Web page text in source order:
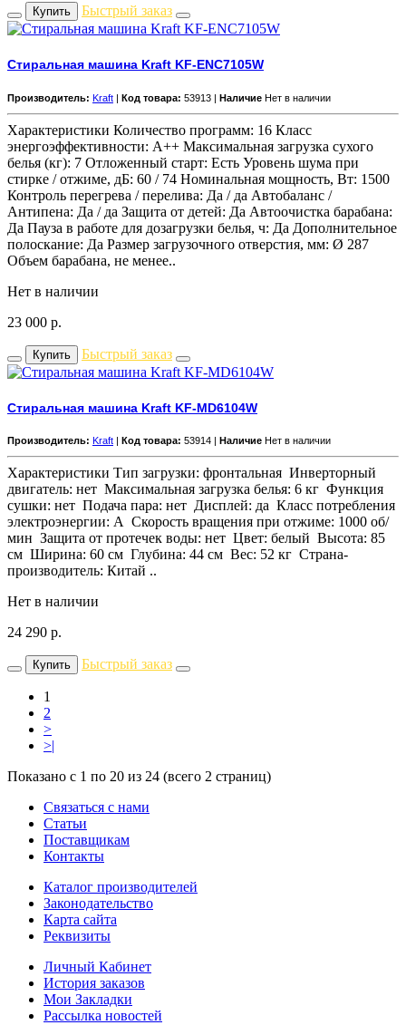
Купить Быстрый заказ
Стиральная машина Kraft KF-ENC7105W
Производитель: Kraft | Код товара: 53913 | Наличие Нет в наличии
Характеристики Количество программ: 16 Класс
энергоэффективности: А++ Максимальная загрузка сухого
белья (кг): 7 Отложенный старт: Есть Уровень шума при
стирке / отжиме, дБ: 60 / 74 Номинальная мощность, Вт: 1500
Контроль перегрева / перелива: Да / да Автобаланс /
Антипена: Да / да Защита от детей: Да Автоочистка барабана:
Да Пауза в работе для дозагрузки белья, ч: Да Дополнительное
полоскание: Да Размер загрузочного отверстия, мм: Ø 287
Объем барабана, не менее..
Нет в наличии
23 000 р.
Купить Быстрый заказ
Стиральная машина Kraft KF-MD6104W
Производитель: Kraft | Код товара: 53914 | Наличие Нет в наличии
Характеристики Тип загрузки: фронтальная Инверторный
двигатель: нет Максимальная загрузка белья: 6 кг Функция
сушки: нет Подача пара: нет Дисплей: да Класс потребления
электроэнергии: A Скорость вращения при отжиме: 1000 об/
мин Защита от протечек воды: нет Цвет: белый Высота: 85
см Ширина: 60 см Глубина: 44 см Вес: 52 кг Страна-
производитель: Китай ..
Нет в наличии
24 290 р.
Купить Быстрый заказ
1
2
>
>|
Показано с 1 по 20 из 24 (всего 2 страниц)
Связаться с нами
Статьи
Поставщикам
Контакты
Каталог производителей
Законодательство
Карта сайта
Реквизиты
Личный Кабинет
История заказов
Мои Закладки
Рассылка новостей